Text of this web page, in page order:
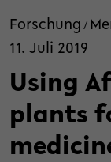
Forschung /
11. Juli 2019
Using
plants